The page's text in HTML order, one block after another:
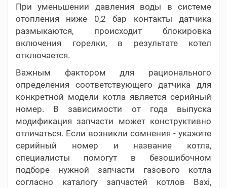
При уменьшении давления воды в системе
отопления ниже 0,2 бар контакты датчика
размыкаются, происходит блокировка
включения горелки, в результате котел
отключается.
Важным фактором для рационального
определения соответствующего датчика для
конкретной модели котла является серийный
номер. В зависимости от года выпуска
модификация запчасти может конструктивно
отличаться. Если возникли сомнения - укажите
серийный номер и название котла,
специалисты помогут в безошибочном
подборе нужной запчасти газового котла
согласно каталогу запчастей котлов Baxi,